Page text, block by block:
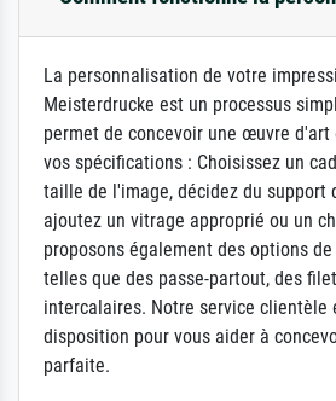
La personnalisation de votre
Meisterdrucke est un processus
permet de concevoir une œuvre d'art
vos spécifications : Choisissez un
taille de l'image, décidez du support
ajoutez un vitrage approprié ou un
proposons également des options
telles que des passe-partout, des
intercalaires. Notre service clientèle
disposition pour vous aider à
parfaite.